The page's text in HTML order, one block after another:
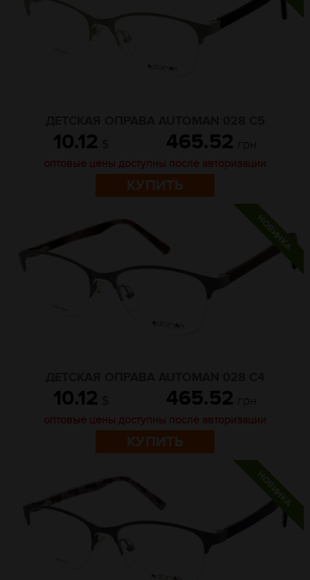
10.12 $ 465.52 грн
оптовые цены доступны после авторизации
КУПИТЬ
10.12 $ 465.52 грн
оптовые цены доступны после авторизации
КУПИТЬ